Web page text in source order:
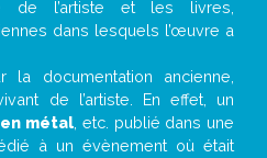
de l’artiste et les livres,
dans lesquels l’œuvre a
documentation ancienne,
de l’artiste. En effet, un
métal , etc. publié dans une
à un évènement où était